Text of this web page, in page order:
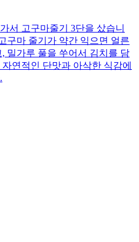
서 고구마줄기 3단을 샀습니
구마 줄기가 약간 익으면 얼른
밀가루 풀을 쑤어서 김치를 담
연적인 단맛과 아삭한 식감에